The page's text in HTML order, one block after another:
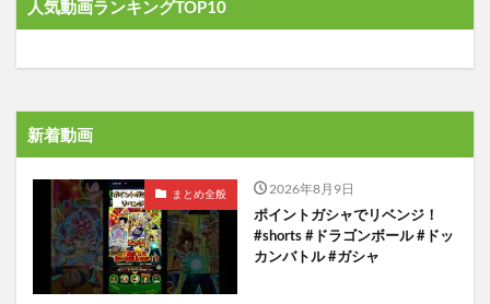
人気動画ランキングTOP10
新着動画
まとめ全般 2026年8月9日
ポイントガシャでリベンジ！
#shorts #ドラゴンボール #ドッ
カンバトル #ガシャ